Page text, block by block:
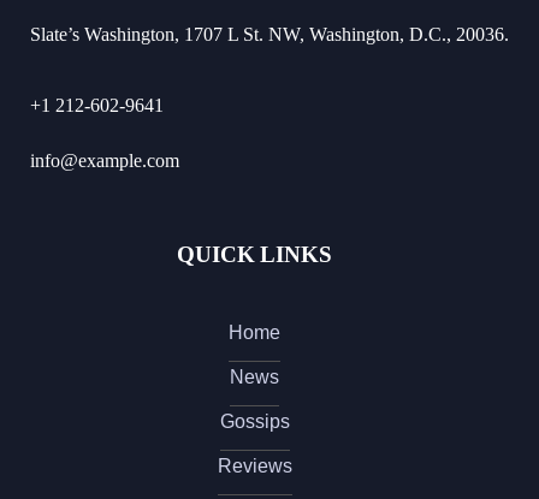
Slate’s Washington, 1707 L St. NW, Washington, D.C., 20036.
+1 212-602-9641
info@example.com
QUICK LINKS
Home
News
Gossips
Reviews